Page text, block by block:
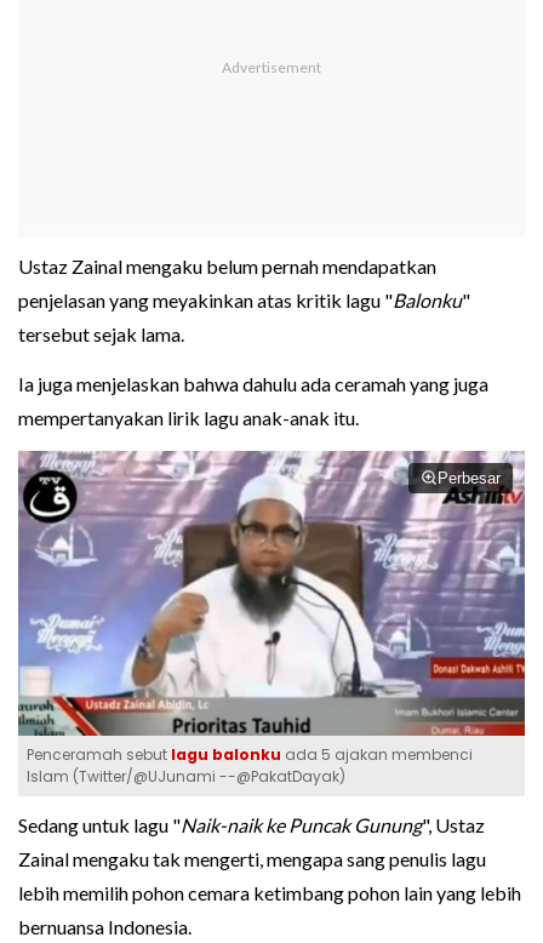
Ustaz Zainal mengaku belum pernah mendapatkan
penjelasan yang meyakinkan atas kritik lagu "Balonku"
tersebut sejak lama.
Ia juga menjelaskan bahwa dahulu ada ceramah yang juga
mempertanyakan lirik lagu anak-anak itu.
Perbesar
Penceramah sebut lagu balonku ada 5 ajakan membenci
Islam (Twitter/@UJunami --@PakatDayak)
Sedang untuk lagu "Naik-naik ke Puncak Gunung", Ustaz
Zainal mengaku tak mengerti, mengapa sang penulis lagu
lebih memilih pohon cemara ketimbang pohon lain yang lebih
bernuansa Indonesia.